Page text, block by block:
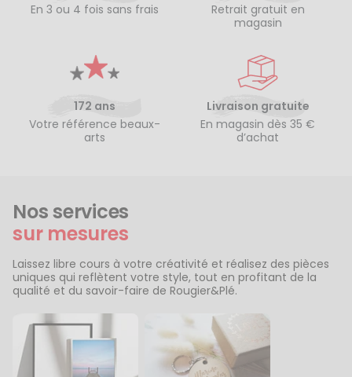
En 3 ou 4 fois sans frais
Retrait gratuit en
magasin
172 ans
Votre référence beaux-
arts
Livraison gratuite
En magasin dès 35 €
d’achat
Nos services
sur mesures
Laissez libre cours à votre créativité et réalisez des pièces
uniques qui reflètent votre style, tout en profitant de la
qualité et du savoir-faire de Rougier&Plé.